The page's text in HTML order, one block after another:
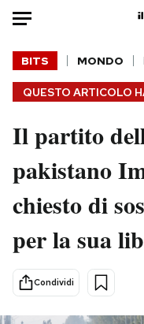
HOME
Italia
Politica
Tecnologia
Scienza
Cultura
Economia
Sport
QUESTO ARTICOLO
BITS MONDO
Il partito
pakistano
chiesto di
per la sua
Condividi